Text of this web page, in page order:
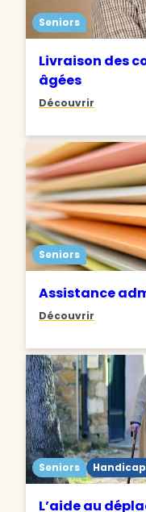
Seniors
Livraison des
âgées
Découvrir
Seniors
Assistance
Découvrir
Seniors
L’aide au